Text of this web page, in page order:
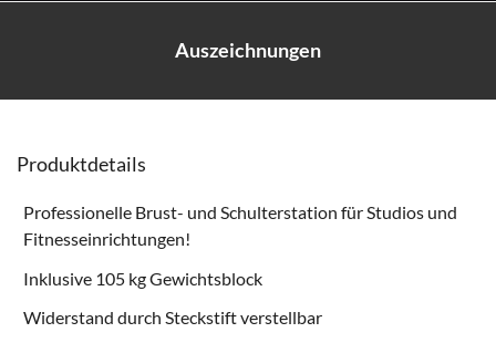
Auszeichnungen
Produktdetails
Professionelle Brust- und Schulterstation für Studios und
Fitnesseinrichtungen!
Inklusive 105 kg Gewichtsblock
Widerstand durch Steckstift verstellbar